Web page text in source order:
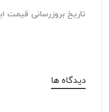
تاریخ بروزرسانی قیمت این
دیدگاه ها